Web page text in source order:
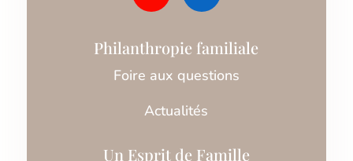
Philanthropie familiale
Foire aux questions
Actualités
Un Esprit de Famille